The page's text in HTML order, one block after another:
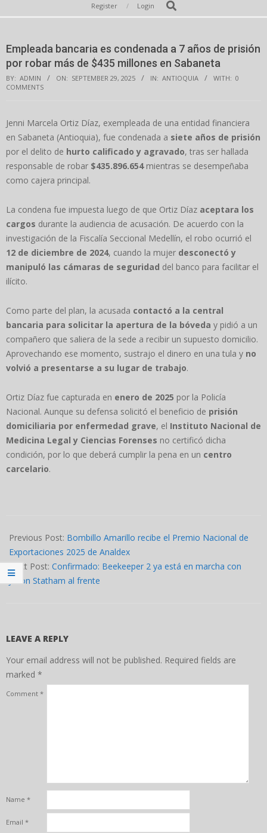
Navigation
Register Login Search
Empleada bancaria es condenada a 7 años de prisión
por robar más de $435 millones en Sabaneta
BY: ADMIN ON: SEPTEMBER 29, 2025 IN: ANTIOQUIA WITH: 0
COMMENTS
Jenni Marcela Ortiz Díaz, exempleada de una entidad financiera
en Sabaneta (Antioquia), fue condenada a siete años de prisión
por el delito de hurto calificado y agravado, tras ser hallada
responsable de robar $435.896.654mientras se desempeñaba
como cajera principal.
La condena fue impuesta luego de que Ortiz Díaz aceptara los
cargos durante la audiencia de acusación. De acuerdo con la
investigación de la Fiscalía Seccional Medellín, el robo ocurrió el
12 de diciembre de 2024, cuando la mujer desconectó y
manipuló las cámaras de seguridad del banco para facilitar el
ilícito.
Como parte del plan, la acusada contactó a la central
bancaria para solicitar la apertura de la bóveda y pidió a un
compañero que saliera de la sede a recibir un supuesto domicilio.
Aprovechando ese momento, sustrajo el dinero en una tula y no
volvió a presentarse a su lugar de trabajo.
Ortiz Díaz fue capturada en enero de 2025 por la Policía
Nacional. Aunque su defensa solicitó el beneficio de prisión
domiciliaria por enfermedad grave, el Instituto Nacional de
Medicina Legal y Ciencias Forenses no certificó dicha
condición, por lo que deberá cumplir la pena en un centro
carcelario.
09-
29
Previous Post: Bombillo Amarillo recibe el Premio Nacional de
Exportaciones 2025 de Analdex
Next Post: Confirmado: Beekeeper 2 ya está en marcha con
Jason Statham al frente
LEAVE A REPLY
Your email address will not be published. Required fields are
marked *
Comment *
Name *
Email *